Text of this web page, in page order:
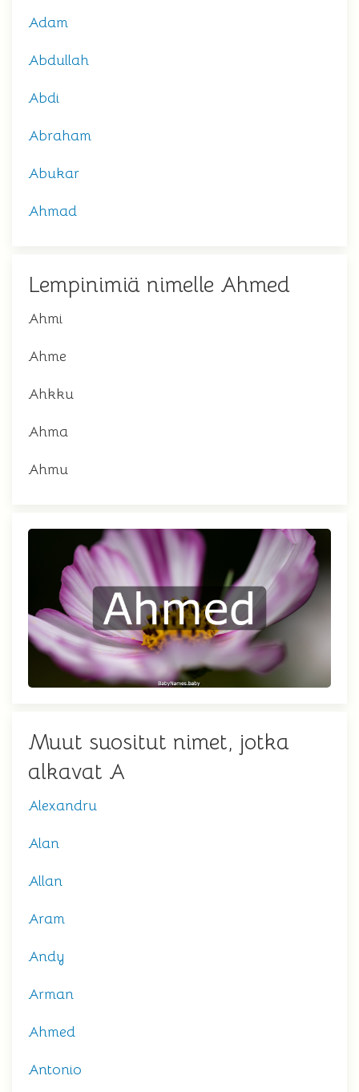
Adam
Abdullah
Abdi
Abraham
Abukar
Ahmad
Lempinimiä nimelle Ahmed
Ahmi
Ahme
Ahkku
Ahma
Ahmu
Muut suositut nimet, jotka
alkavat A
Alexandru
Alan
Allan
Aram
Andy
Arman
Ahmed
Antonio